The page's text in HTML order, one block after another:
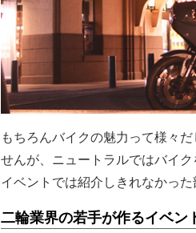
もちろんバイクの魅力って様々
せんが、ニュートラルではバイ
イベントでは紹介しきれなかっ
二輪業界の若手が作るイベン